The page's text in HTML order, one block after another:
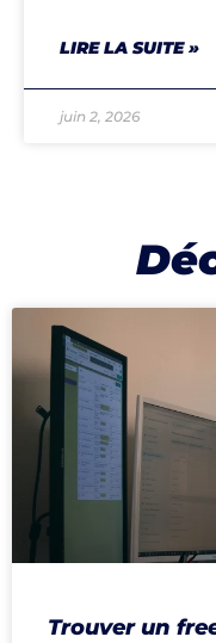
LIRE LA SUITE »
juin 2, 2026
Trouver un